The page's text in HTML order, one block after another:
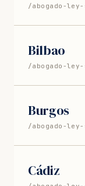
/abogado-
Bilbao
/abogado-
Burgos
/abogado-
Cádiz